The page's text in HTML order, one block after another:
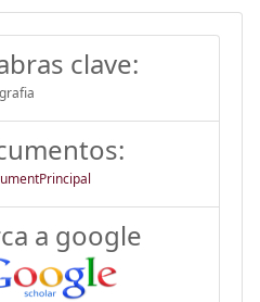
clave:
a google